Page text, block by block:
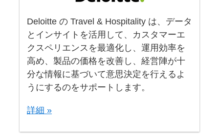
Deloitte の Travel & Hospitality は、データ
とインサイトを活用して、カスタマーエ
クスペリエンスを最適化し、運用効率を
高め、製品の価格を改善し、経営陣が十
分な情報に基づいて意思決定を行えるよ
うにするのをサポートします。
詳細 »